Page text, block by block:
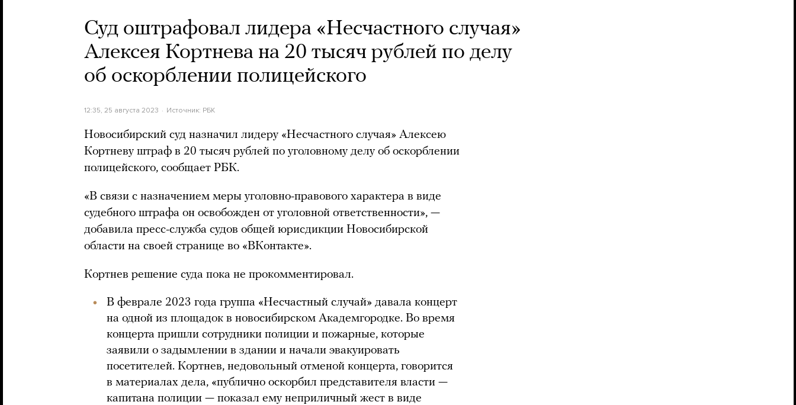
Суд оштрафовал лидера «Несчастного случая»
Алексея Кортнева на 20 тысяч рублей по делу
об оскорблении полицейского
12:35, 25 августа 2023 Источник: РБК
Новосибирский суд назначил лидеру «Несчастного случая» Алексею
Кортневу штраф в 20 тысяч рублей по уголовному делу об оскорблении
полицейского, сообщает РБК.
«В связи с назначением меры уголовно-правового характера в виде
судебного штрафа он освобожден от уголовной ответственности», —
добавила пресс-служба судов общей юрисдикции Новосибирской
области на своей странице во «ВКонтакте».
Кортнев решение суда пока не прокомментировал.
В феврале 2023 года группа «Несчастный случай» давала концерт
на одной из площадок в новосибирском Академгородке. Во время
концерта пришли сотрудники полиции и пожарные, которые
заявили о задымлении в здании и начали эвакуировать
посетителей. Кортнев, недовольный отменой концерта, говорится
в материалах дела, «публично оскорбил представителя власти —
капитана полиции — показал ему неприличный жест в виде